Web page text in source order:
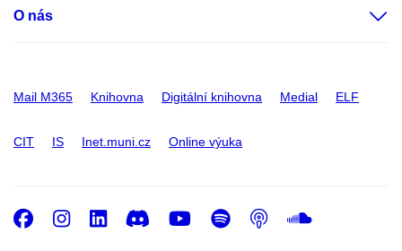
O nás
Mail M365 Knihovna Digitální knihovna Medial ELF
CIT IS Inet.muni.cz Online výuka
Facebook
Instagram
LinkedIn
DiscordYoutube
Spotify
Podcast